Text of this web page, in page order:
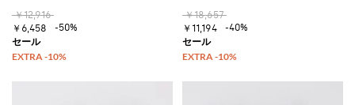
￥12,916
￥6,458
-50%
￥18,657
￥11,194
-40%